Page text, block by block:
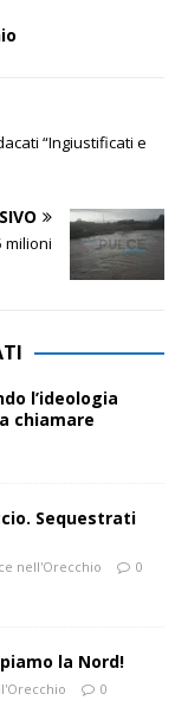
“Ingiustificati e
milioni
l’ideologia
chiamare
Sequestrati
nell'Orecchio 0
la Nord!
0